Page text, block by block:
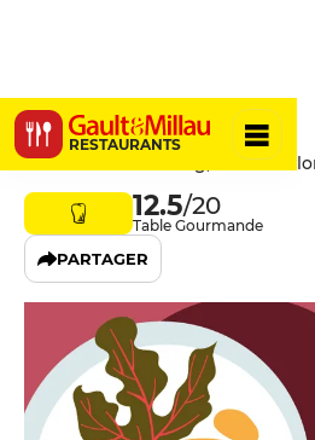
RESTAURANTS
La Forge
21 Rue de Strasbourg, 71100
12.5/20
Table Gourmande
PARTAGER